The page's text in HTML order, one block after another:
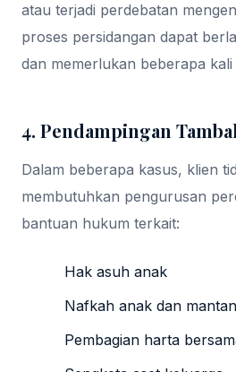
atau terjadi perdebatan
proses persidangan dapat
dan memerlukan beberapa kali
4. Pendampingan
Dalam beberapa kasus, klien
membutuhkan pengurusan
bantuan hukum terkait:
Hak asuh anak
Nafkah anak dan
Pembagian harta